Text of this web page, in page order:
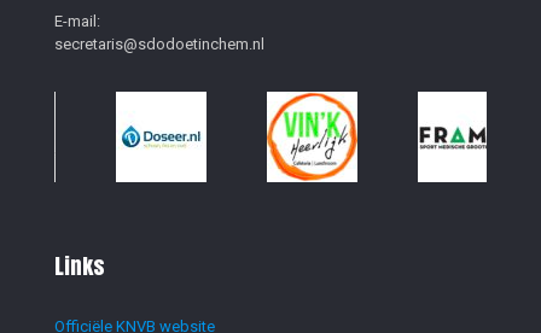
E-mail:
secretaris@sdodoetinchem.nl
Links
Officiële KNVB website